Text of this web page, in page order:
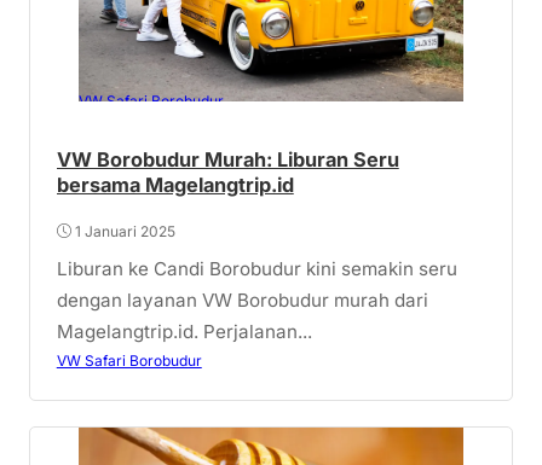
VW Safari Borobudur
VW Borobudur Murah: Liburan Seru
bersama Magelangtrip.id
1 Januari 2025
Liburan ke Candi Borobudur kini semakin seru
dengan layanan VW Borobudur murah dari
Magelangtrip.id. Perjalanan...
VW Safari Borobudur